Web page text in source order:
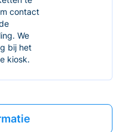
contact
We
bij het
kiosk.